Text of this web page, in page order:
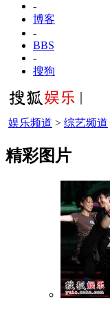
-
博客
-
BBS
-
搜狗
娱乐频道 > 综艺频道
精彩图片